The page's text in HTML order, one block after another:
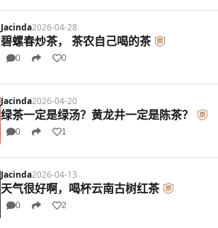
Jacinda2026-04-28
碧螺春炒茶， 茶农自己喝的茶
0 0
Jacinda2026-04-20
绿茶一定是绿汤？黄龙井一定是陈茶？
0 1
Jacinda2026-04-13
天气很好啊，喝杯云南古树红茶
0 2